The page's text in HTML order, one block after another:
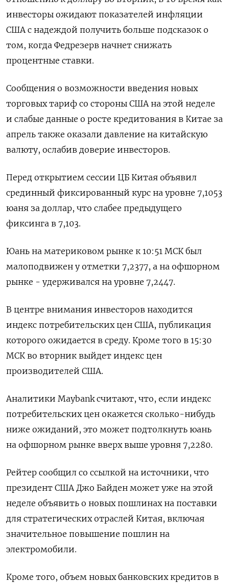
инвесторы ожидают показателей инфляции
США с надеждой получить больше подсказок о
том, когда Федрезерв начнет снижать
процентные ставки.
Сообщения о возможности введения новых
торговых тариф со стороны США на этой неделе
и слабые данные о росте кредитования в Китае за
апрель также оказали давление на китайскую
валюту, ослабив доверие инвесторов.
Перед открытием сессии ЦБ Китая объявил
срединный фиксированный курс на уровне 7,1053
юаня за доллар, что слабее предыдущего
фиксинга в 7,103.
Юань на материковом рынке к 10:51 МСК был
малоподвижен у отметки 7,2377​, а на офшорном
рынке - удерживался на уровне 7,2447.
В центре внимания инвесторов находится
индекс потребительских цен США, публикация
которого ожидается в среду. Кроме того в 15:30
МСК во вторник выйдет индекс цен
производителей США.
Аналитики Maybank считают, что, если индекс
потребительских цен окажется сколько-нибудь
ниже ожиданий, это может подтолкнуть юань
на офшорном рынке вверх выше уровня 7,2280.
Рейтер сообщил со ссылкой на источники, что
президент США Джо Байден может уже на этой
неделе объявить о новых пошлинах на поставки
для стратегических отраслей Китая, включая
значительное повышение пошлин на
электромобили.
Кроме того, объем новых банковских кредитов в